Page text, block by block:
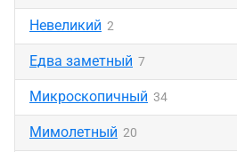
Невеликий 2
Едва заметный 7
Микроскопичный 34
Мимолетный 20